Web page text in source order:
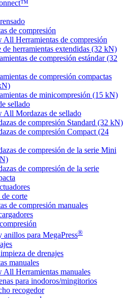
de compresión
All Herramientas de compresión
de herramientas extendidas (32 kN)
de compresión estándar (32
de compresión compactas
de minicompresión (15 kN)
sellado
All Mordazas de sellado
de compresión Standard (32 kN)
de compresión Compact (24
de compresión de la serie Mini
de compresión de la serie
corte
de compresión manuales
anillos para MegaPress®
de drenajes
manuales
All Herramientas manuales
para inodoros/mingitorios
recogedor